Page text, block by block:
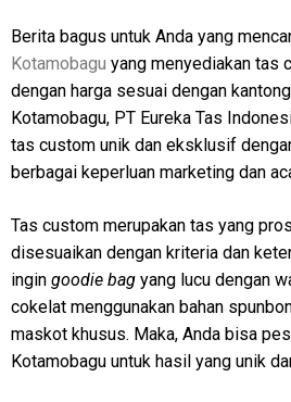
Berita bagus untuk Anda yang
Kotamobagu yang menyediakan tas
dengan harga sesuai dengan
Kotamobagu, PT Eureka Tas
tas custom unik dan eksklusif
berbagai keperluan marketing dan
Tas custom merupakan tas yang
disesuaikan dengan kriteria dan
ingin goodie bag yang lucu dengan
cokelat menggunakan bahan
maskot khusus. Maka, Anda bisa
Kotamobagu untuk hasil yang unik